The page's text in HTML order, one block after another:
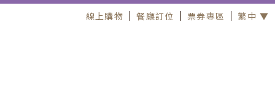
線上購物 餐廳訂位 票券專區 繁中 ▼